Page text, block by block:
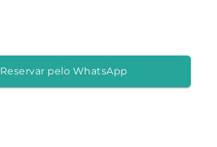
Reservar pelo WhatsApp